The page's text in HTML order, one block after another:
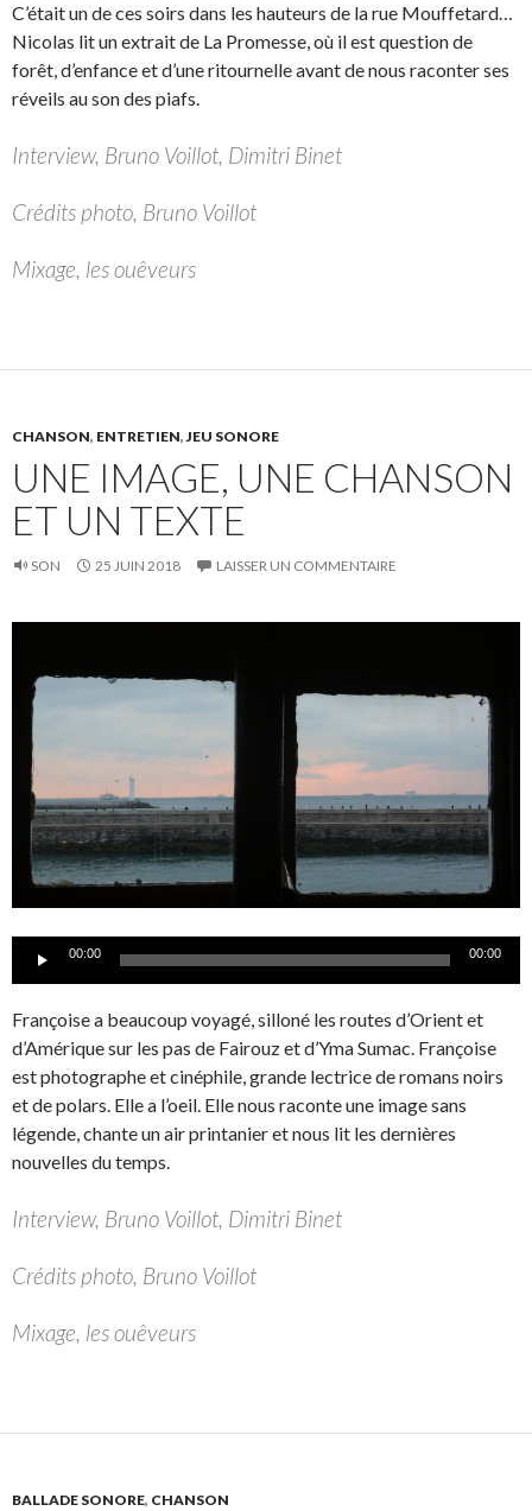
C’était un de ces soirs dans les hauteurs de la rue Mouffetard…
Nicolas lit un extrait de La Promesse, où il est question de
forêt, d’enfance et d’une ritournelle avant de nous raconter ses
réveils au son des piafs.
Interview, Bruno Voillot, Dimitri Binet
Crédits photo, Bruno Voillot
Mixage, les ouêveurs
CHANSON, ENTRETIEN,JEU SONORE
UNE IMAGE, UNE CHANSON
ET UN TEXTE
SON 25 JUIN 2018 LAISSER UN COMMENTAIRE
Lecteur00:00 00:00
Françoise a beaucoup voyagé, silloné les routes d’Orient et
d’Amérique sur les pas de Fairouz et d’Yma Sumac. Françoise
est photographe et cinéphile, grande lectrice de romans noirs
et de polars. Elle a l’oeil. Elle nous raconte une image sans
légende, chante un air printanier et nous lit les dernières
nouvelles du temps.
Interview, Bruno Voillot, Dimitri Binet
Crédits photo, Bruno Voillot
Mixage, les ouêveurs
BALLADE SONORE, CHANSON